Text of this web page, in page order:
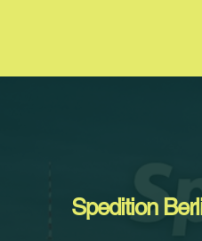
Spedition